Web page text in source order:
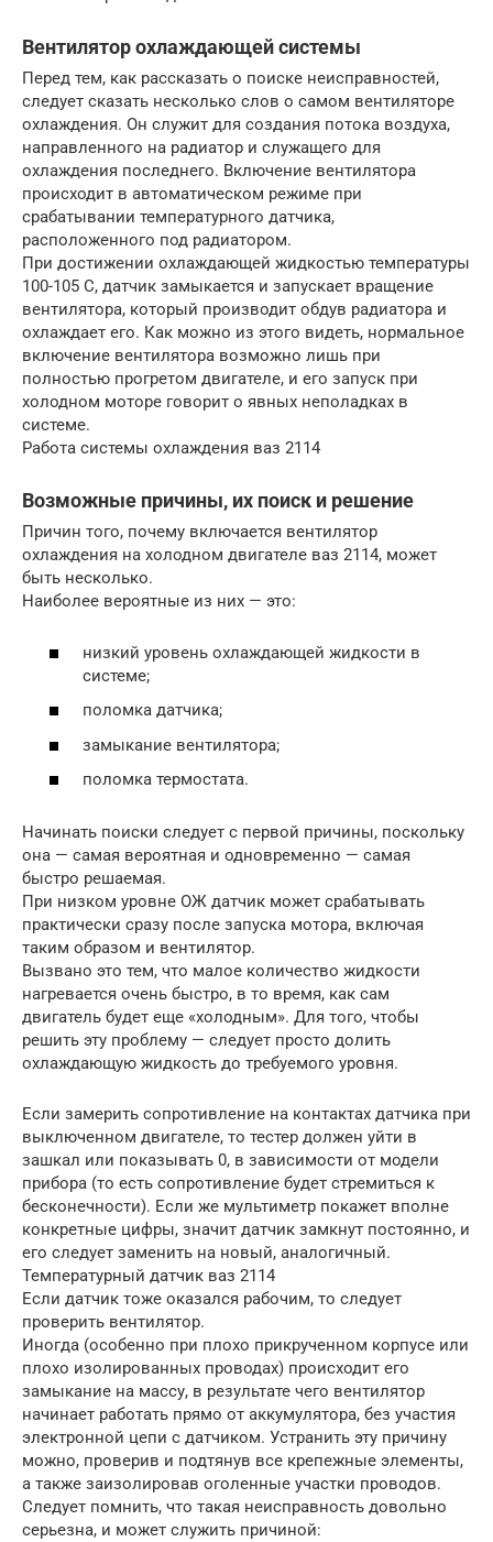
Вентилятор охлаждающей системы
Перед тем, как рассказать о поиске неисправностей,
следует сказать несколько слов о самом вентиляторе
охлаждения. Он служит для создания потока воздуха,
направленного на радиатор и служащего для
охлаждения последнего. Включение вентилятора
происходит в автоматическом режиме при
срабатывании температурного датчика,
расположенного под радиатором.
При достижении охлаждающей жидкостью температуры
100-105 С, датчик замыкается и запускает вращение
вентилятора, который производит обдув радиатора и
охлаждает его. Как можно из этого видеть, нормальное
включение вентилятора возможно лишь при
полностью прогретом двигателе, и его запуск при
холодном моторе говорит о явных неполадках в
системе.
Работа системы охлаждения ваз 2114
Возможные причины, их поиск и решение
Причин того, почему включается вентилятор
охлаждения на холодном двигателе ваз 2114, может
быть несколько.
Наиболее вероятные из них — это:
низкий уровень охлаждающей жидкости в
системе;
поломка датчика;
замыкание вентилятора;
поломка термостата.
Начинать поиски следует с первой причины, поскольку
она — самая вероятная и одновременно — самая
быстро решаемая.
При низком уровне ОЖ датчик может срабатывать
практически сразу после запуска мотора, включая
таким образом и вентилятор.
Вызвано это тем, что малое количество жидкости
нагревается очень быстро, в то время, как сам
двигатель будет еще «холодным». Для того, чтобы
решить эту проблему — следует просто долить
охлаждающую жидкость до требуемого уровня.
Если замерить сопротивление на контактах датчика при
выключенном двигателе, то тестер должен уйти в
зашкал или показывать 0, в зависимости от модели
прибора (то есть сопротивление будет стремиться к
бесконечности). Если же мультиметр покажет вполне
конкретные цифры, значит датчик замкнут постоянно, и
его следует заменить на новый, аналогичный.
Температурный датчик ваз 2114
Если датчик тоже оказался рабочим, то следует
проверить вентилятор.
Иногда (особенно при плохо прикрученном корпусе или
плохо изолированных проводах) происходит его
замыкание на массу, в результате чего вентилятор
начинает работать прямо от аккумулятора, без участия
электронной цепи с датчиком. Устранить эту причину
можно, проверив и подтянув все крепежные элементы,
а также заизолировав оголенные участки проводов.
Следует помнить, что такая неисправность довольно
серьезна, и может служить причиной: